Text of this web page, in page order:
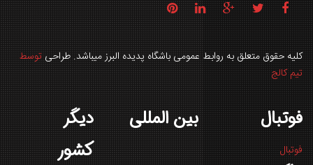
کلیه حقوق متعلق به روابط عمومی باشگاه پدیده البرز میباشد. طراحی توسط
تیم کالج
فوتبال
فوتبال
بین المللی
دیگر
کشور